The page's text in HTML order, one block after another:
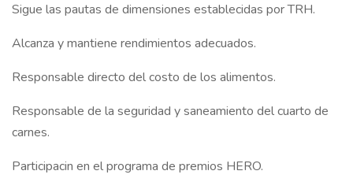
Sigue las pautas de dimensiones establecidas por TRH.
Alcanza y mantiene rendimientos adecuados.
Responsable directo del costo de los alimentos.
Responsable de la seguridad y saneamiento del cuarto de
carnes.
Participacin en el programa de premios HERO.